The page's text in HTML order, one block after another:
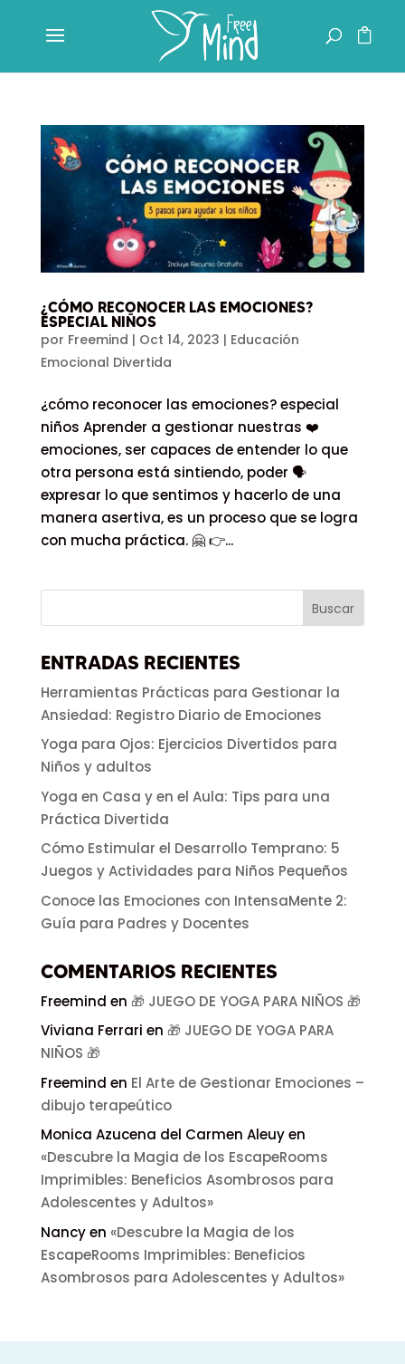
¿CÓMO RECONOCER LAS EMOCIONES?
ESPECIAL NIÑOS
por Freemind | Oct 14, 2023 | Educación
Emocional Divertida
¿cómo reconocer las emociones? especial
niños Aprender a gestionar nuestras ❤️
emociones, ser capaces de entender lo que
otra persona está sintiendo, poder 🗣
expresar lo que sentimos y hacerlo de una
manera asertiva, es un proceso que se logra
con mucha práctica. 🤗 👉...
ENTRADAS RECIENTES
Herramientas Prácticas para Gestionar la
Ansiedad: Registro Diario de Emociones
Yoga para Ojos: Ejercicios Divertidos para
Niños y adultos
Yoga en Casa y en el Aula: Tips para una
Práctica Divertida
Cómo Estimular el Desarrollo Temprano: 5
Juegos y Actividades para Niños Pequeños
Conoce las Emociones con IntensaMente 2:
Guía para Padres y Docentes
COMENTARIOS RECIENTES
Freemind en 🎁 JUEGO DE YOGA PARA NIÑOS 🎁
Viviana Ferrari en 🎁 JUEGO DE YOGA PARA
NIÑOS 🎁
Freemind en El Arte de Gestionar Emociones –
dibujo terapeútico
Monica Azucena del Carmen Aleuyen
«Descubre la Magia de los EscapeRooms
Imprimibles: Beneficios Asombrosos para
Adolescentes y Adultos»
Nancyen «Descubre la Magia de los
EscapeRooms Imprimibles: Beneficios
Asombrosos para Adolescentes y Adultos»